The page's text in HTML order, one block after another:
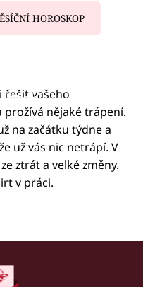
HOROSKOP
řešit vašeho
nějaké trápení.
na začátku týdne a
už vás nic netrápí. V
ztrát a velké změny.
v práci.